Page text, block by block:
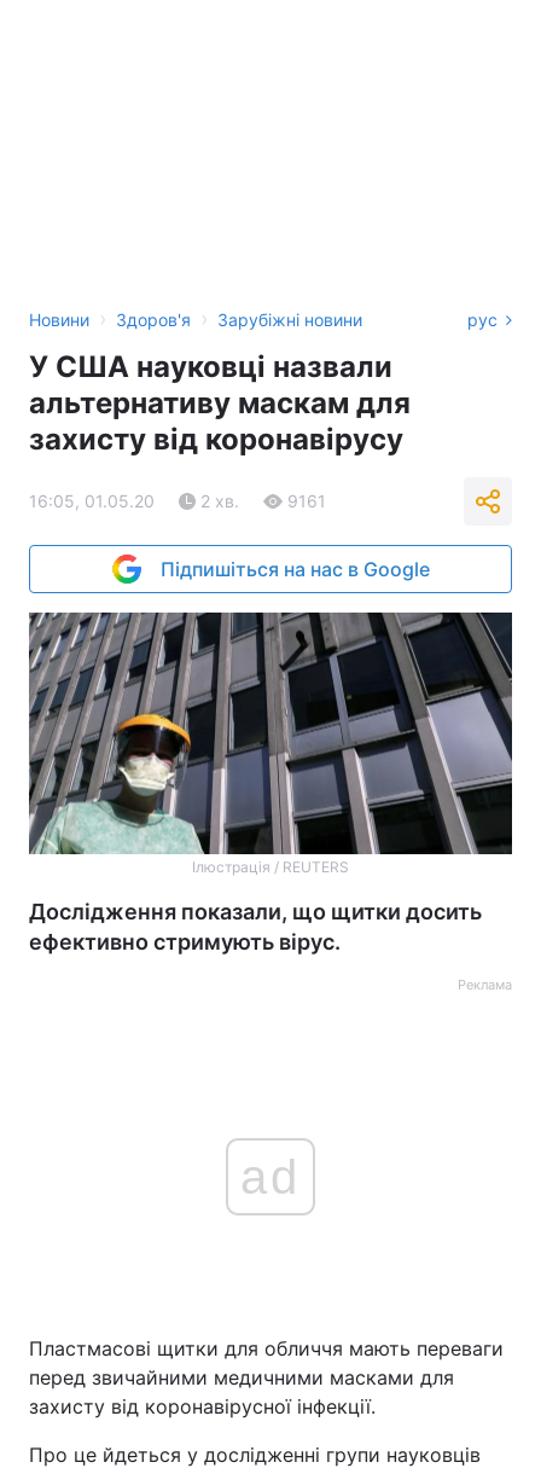
Новини › Здоров'я › Зарубіжні новини рус
У США науковці назвали
альтернативу маскам для
захисту від коронавірусу
16:05, 01.05.20 2 хв. 9161
Підпишіться на нас в Google
Ілюстрація / REUTERS
Дослідження показали, що щитки досить
ефективно стримують вірус.
Реклама
ad
Пластмасові щитки для обличчя мають переваги
перед звичайними медичними масками для
захисту від коронавірусної інфекції.
Про це йдеться у дослідженні групи науковців